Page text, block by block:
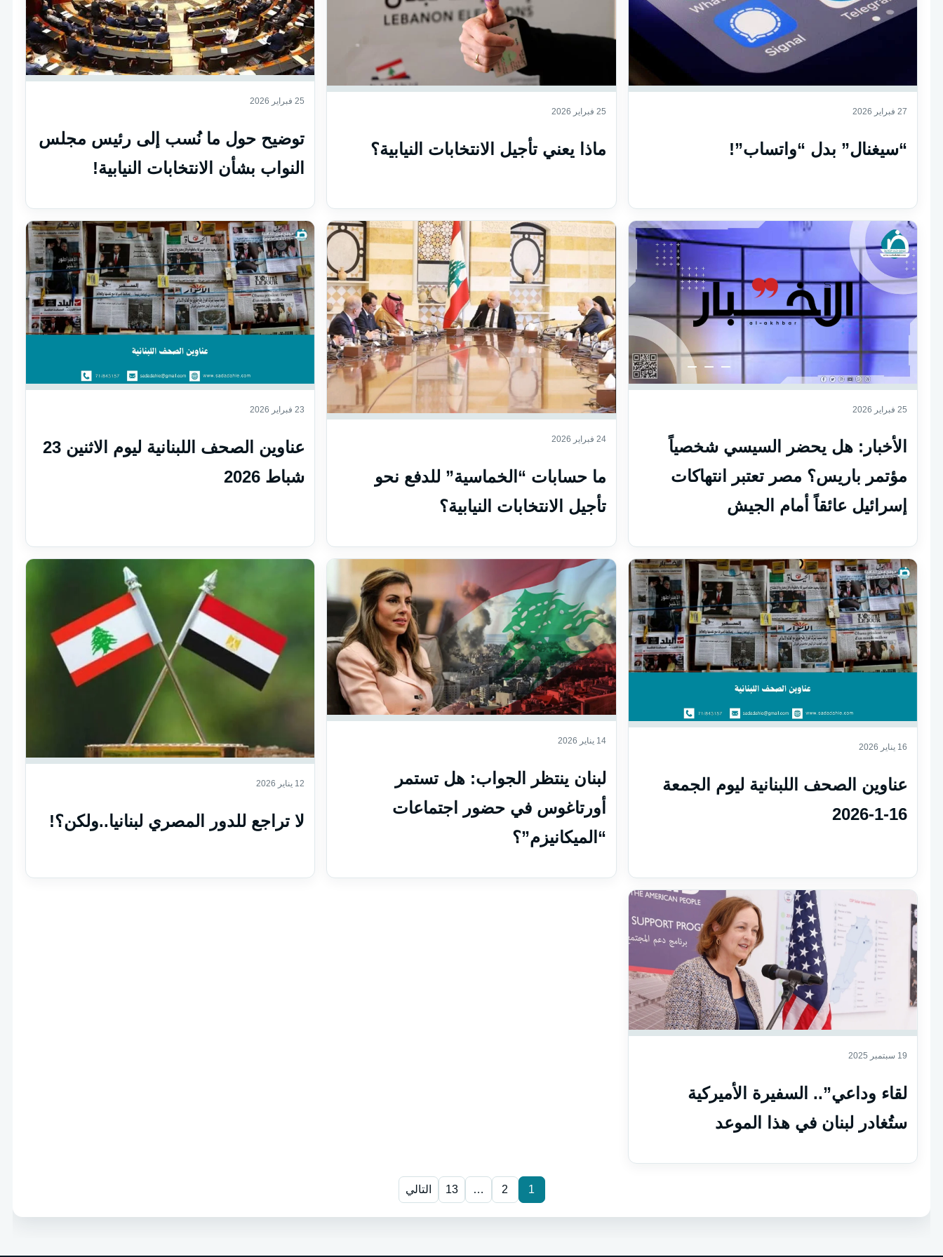
27 فبراير 2026
“سيغنال” بدل “واتساب”!
25 فبراير 2026
ماذا يعني تأجيل الانتخابات النيابية؟
25 فبراير 2026
توضيح حول ما نُسب إلى رئيس مجلس
النواب بشأن الانتخابات النيابية!
25 فبراير 2026
الأخبار: هل يحضر السيسي شخصياً
مؤتمر باريس؟ مصر تعتبر انتهاكات
إسرائيل عائقاً أمام الجيش
24 فبراير 2026
ما حسابات “الخماسية” للدفع نحو
تأجيل الانتخابات النيابية؟
23 فبراير 2026
عناوين الصحف اللبنانية ليوم الاثنين 23
شباط 2026
16 يناير 2026
عناوين الصحف اللبنانية ليوم الجمعة
16-1-2026
14 يناير 2026
لبنان ينتظر الجواب: هل تستمر
أورتاغوس في حضور اجتماعات
“الميكانيزم”؟
12 يناير 2026
لا تراجع للدور المصري لبنانيا..ولكن؟!
19 سبتمبر 2025
لقاء وداعي”.. السفيرة الأميركية
ستُغادر لبنان في هذا الموعد
1
2
…
13 التالي